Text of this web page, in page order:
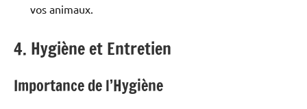
vos animaux.
4. Hygiène et Entretien
Importance de l’Hygiène